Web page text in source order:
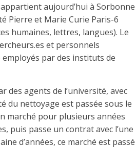
appartient aujourd’hui à Sorbonne
Pierre et Marie Curie Paris-6
humaines, lettres, langues). Le
et personnels
par des instituts de
des agents de l’université, avec
du nettoyage est passée sous le
marché pour plusieurs années
puis passe un contrat avec l’une
d’années, ce marché est passé